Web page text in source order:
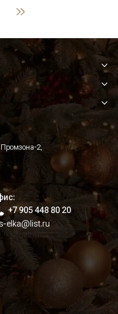
Промзона-2,
+7 905 448 80 20
elka@list.ru